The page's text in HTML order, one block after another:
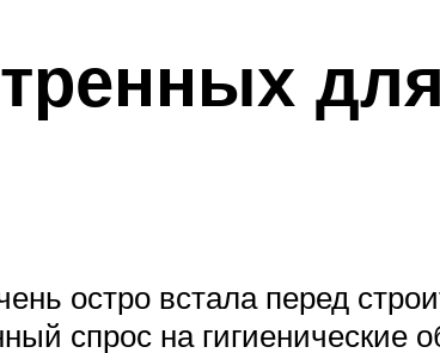
для
остро встала перед
спрос на гигиенические